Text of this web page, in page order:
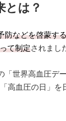
とは？
防などを啓蒙す
て制定されまし
「世界高血圧デ
高血圧の日」を